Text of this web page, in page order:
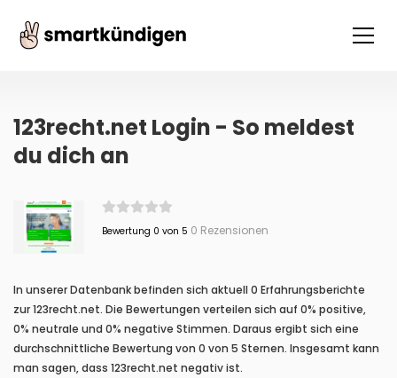
123recht.net Login - So meldest
du dich an
Bewertung 0 von 5 0 Rezensionen
In unserer Datenbank befinden sich aktuell 0 Erfahrungsberichte
zur 123recht.net. Die Bewertungen verteilen sich auf 0% positive,
0% neutrale und 0% negative Stimmen. Daraus ergibt sich eine
durchschnittliche Bewertung von 0 von 5 Sternen. Insgesamt kann
man sagen, dass 123recht.net negativ ist.